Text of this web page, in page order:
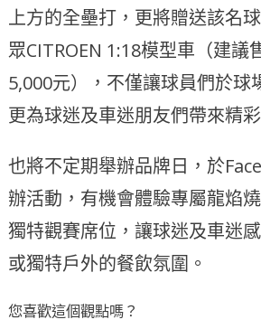
上方的全壘打，更將贈送該名
眾CITROEN 1:18模型車（建議
5,000元），不僅讓球員們於球
更為球迷及車迷朋友們帶來精
也將不定期舉辦品牌日，於
辦活動，有機會體驗專屬龍焰
獨特觀賽席位，讓球迷及車迷
或獨特戶外的餐飲氛圍。
您喜歡這個觀點嗎？